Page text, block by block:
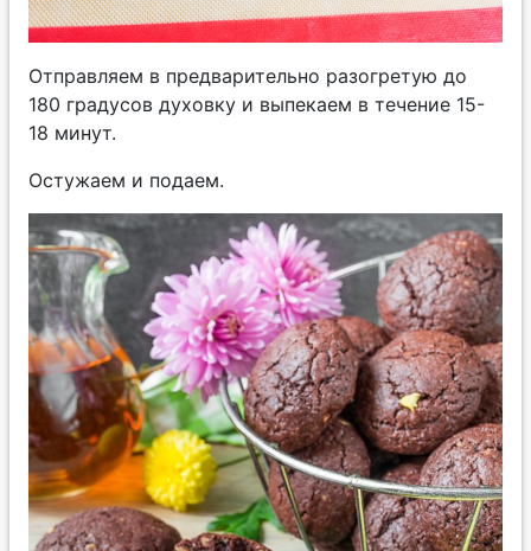
Отправляем в предварительно разогретую до
180 градусов духовку и выпекаем в течение 15-
18 минут.
Остужаем и подаем.